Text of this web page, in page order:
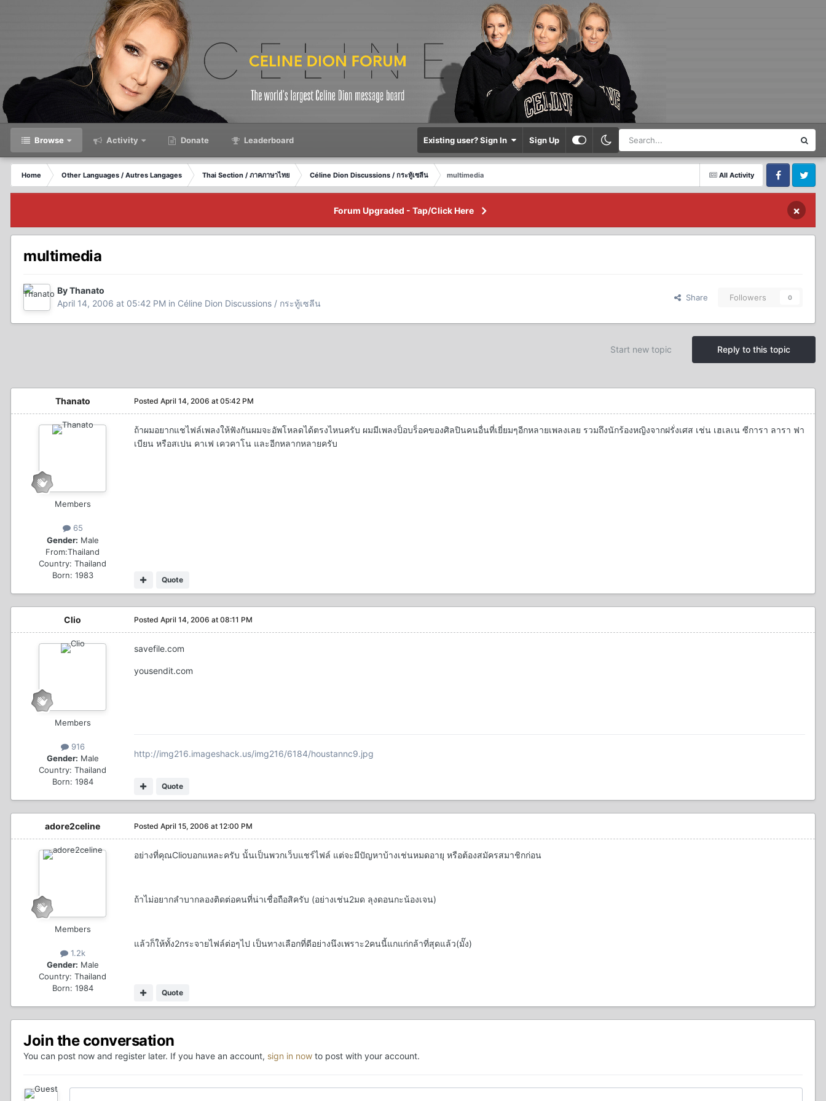
Browse Activity Donate Leaderboard Existing user? Sign In Sign Up
All Activity
Home Other Languages / Autres Langages Thai Section / ภาคภาษาไทย Céline Dion Discussions / กระทู้เซลีน
multimedia
FacebookTwitter
Forum Upgraded - Tap/Click Here ×
multimedia
By Thanato
April 14, 2006 at 05:42 PM in Céline Dion Discussions / กระทู้เซลีน
Share Followers 0
Reply to this topic
Start new topic
Thanato
Members
65
Gender: Male
From:Thailand
Country: Thailand
Born: 1983
Posted April 14, 2006 at 05:42 PM
ถ้าผมอยากแชไฟล์เพลงให้ฟังกันผมจะอัพโหลดได้ตรงไหนครับ ผมมีเพลงป็อบร็อคของศิลปินคนอื่นที่เยี่ยมๆอีกหลายเพลงเลย รวมถึงนักร้องหญิงจากฝรั่งเศส เช่น เฮเลเน ซีการา ลารา ฟา
เบียน หรือสเปน คาเฟ เควคาโน และอีกหลากหลายครับ
Quote
Clio
Members
916
Gender: Male
Country: Thailand
Born: 1984
Posted April 14, 2006 at 08:11 PM
savefile.com
yousendit.com
Quote
http://img216.imageshack.us/img216/6184/houstannc9.jpg
adore2celine
Members
1.2k
Gender: Male
Country: Thailand
Born: 1984
Posted April 15, 2006 at 12:00 PM
อย่างที่คุณClioบอกแหละครับ นั้นเป็นพวกเว็บแชร์ไฟล์ แต่จะมีปัญหาบ้างเช่นหมดอายุ หรือต้องสมัครสมาชิกก่อน
ถ้าไม่อยากลำบากลองติดต่อคนที่น่าเชื่อถือสิครับ (อย่างเช่น2มด ลุงดอนกะน้องเจน)
แล้วก็ให้ทั้ง2กระจายไฟล์ต่อๆไป เป็นทางเลือกที่ดีอย่างนึงเพราะ2คนนี้แกแก่กล้าที่สุดแล้ว(มั๊ง)
Quote
Join the conversation
You can post now and register later. If you have an account, sign in now to post with your account.